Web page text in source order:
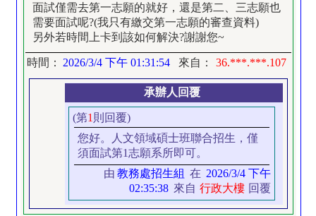
面試僅需去第一志願的就好，還是第二、三志願也
需要面試呢?(我只有繳交第一志願的審查資料)
另外若時間上卡到該如何解決?謝謝您~
時間： 2026/3/4 下午 01:31:54 來自： 36.***.***.107
承辦人回覆
(第1 則回覆)
您好。人文領域碩士班聯合招生，僅
須面試第1志願系所即可。
由 教務處招生組 在 2026/3/4 下午
02:35:38 來自 行政大樓 回覆